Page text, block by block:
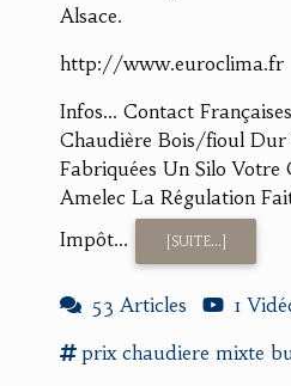
Alsace.
http://www.euroclima.fr
Infos... Contact
Chaudière Bois/fioul Dur
Fabriquées Un Silo Votre
Amelec La Régulation
Impôt...
[SUITE...]
53 Articles
1
prix chaudiere mixte